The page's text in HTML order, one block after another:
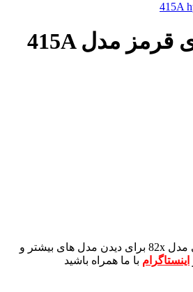
کارتریج لیزری قرمز مدل 415A
برای دیدن مدل های بیشتر و
اینستاگرام با ما همراه باشید